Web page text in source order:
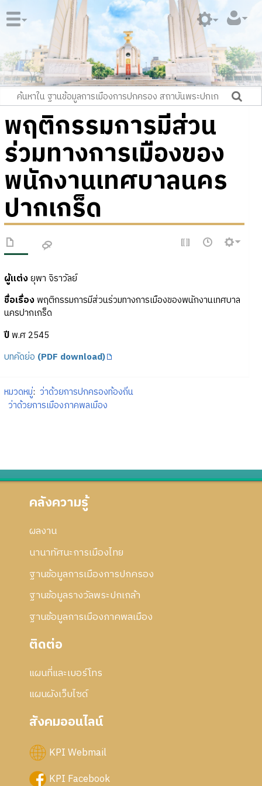
พฤติกรรมการมีส่วน
ร่วมทางการเมืองของ
พนักงานเทศบาลนคร
ปากเกร็ด
ผู้แต่งยุพา จิราวัลย์
ชื่อเรื่องพฤติกรรมการมีส่วนร่วมทางการเมืองของพนักงานเทศบาล
นครปากเกร็ด
ปีพ.ศ 2545
บทคัดย่อ (PDF download)
หมวดหมู่: ว่าด้วยการปกครองท้องถิ่น
ว่าด้วยการเมืองภาคพลเมือง
คลังความรู้
ผลงาน
นานาทัศนะการเมืองไทย
ฐานข้อมูลการเมืองการปกครอง
ฐานข้อมูลรางวัลพระปกเกล้า
ฐานข้อมูลการเมืองภาคพลเมือง
ติดต่อ
แผนที่และเบอร์โทร
แผนผังเว็บไซด์
สังคมออนไลน์
KPI Webmail
KPI Facebook